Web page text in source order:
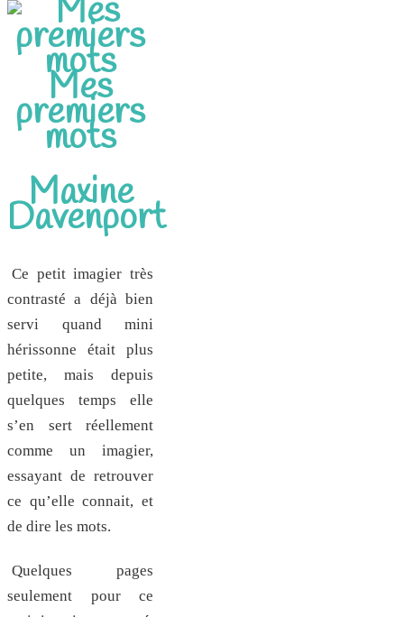
Mes
premiers
mots
Maxine
Davenport
Ce petit imagier très
contrasté a déjà bien
servi quand mini
hérissonne était plus
petite, mais depuis
quelques temps elle
s’en sert réellement
comme un imagier,
essayant de retrouver
ce qu’elle connait, et
de dire les mots.
Quelques pages
seulement pour ce